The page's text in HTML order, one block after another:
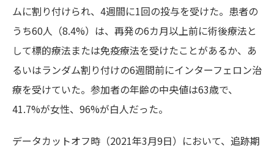
ムに割り付けられ、4週間に1回の投与を受けた。患者の
うち60人（8.4%）は、再発の6カ月以上前に術後療法と
して標的療法または免疫療法を受けたことがあるか、あ
るいはランダム割り付けの6週間前にインターフェロン治
療を受けていた。参加者の年齢の中央値は63歳で、
41.7%が女性、96%が白人だった。
データカットオフ時（2021年3月9日）において、追跡期